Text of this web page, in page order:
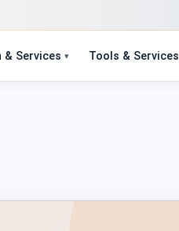
& Services Tools & Services